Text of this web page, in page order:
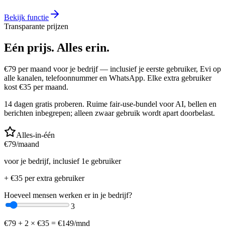
Bekijk functie
Transparante prijzen
Eén prijs. Alles erin.
€79 per maand voor je bedrijf — inclusief je eerste gebruiker, Evi op
alle kanalen, telefoonnummer en WhatsApp. Elke extra gebruiker
kost €35 per maand.
14 dagen gratis proberen. Ruime fair-use-bundel voor AI, bellen en
berichten inbegrepen; alleen zwaar gebruik wordt apart doorbelast.
Alles-in-één
€79/maand
voor je bedrijf, inclusief 1e gebruiker
+ €35 per extra gebruiker
Hoeveel mensen werken er in je bedrijf?
3
€79 + 2 × €35 = €149/mnd